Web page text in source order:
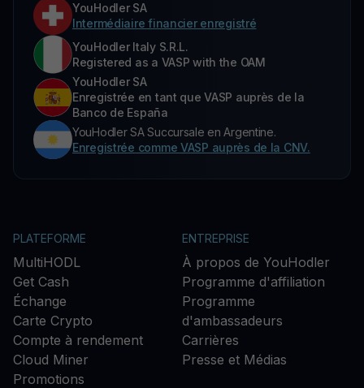
YouHodler SA
Intermédiaire financier enregistré
YouHodler Italy S.R.L.
Registered as a VASP with the OAM
YouHodler SA
Enregistrée en tant que VASP auprès de la
Banco de España
YouHodler SA Succursale en Argentine.
Enregistrée comme VASP auprès de la CNV.
PLATEFORME
MultiHODL
Get Cash
Échange
Carte Crypto
Compte à rendement
Cloud Miner
Promotions
ENTREPRISE
À propos de YouHodler
Programme d'affiliation
Programme
d'ambassadeurs
Carrières
Presse et Médias